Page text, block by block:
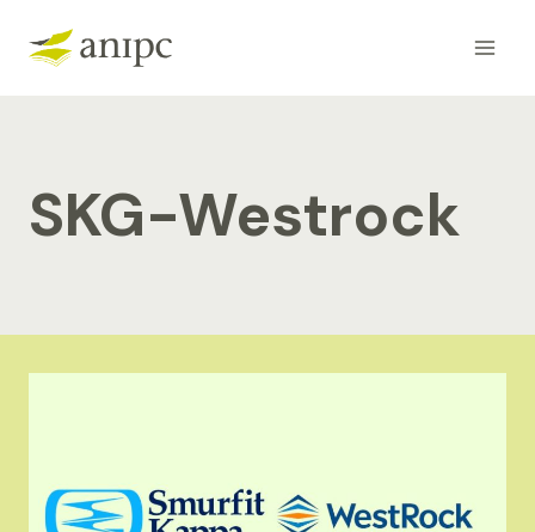
content
SKG-Westrock